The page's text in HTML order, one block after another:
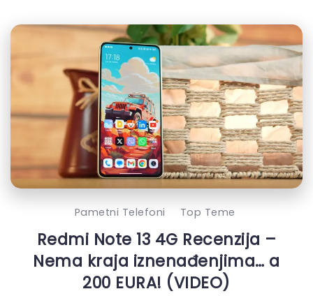
Pametni Telefoni Top Teme
Redmi Note 13 4G Recenzija –
Nema kraja iznenađenjima… a
200 EURA! (VIDEO)